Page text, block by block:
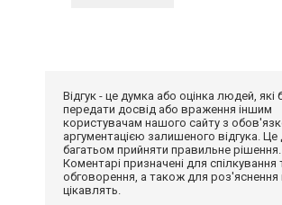
Відгук - це думка або оцінка людей,
передати досвід або враження іншим
користувачам нашого сайту з
аргументацією залишеного відгука.
багатьом прийняти правильне рішення.
Коментарі призначені для спілкування
обговорення, а також для роз'яснення
цікавлять.